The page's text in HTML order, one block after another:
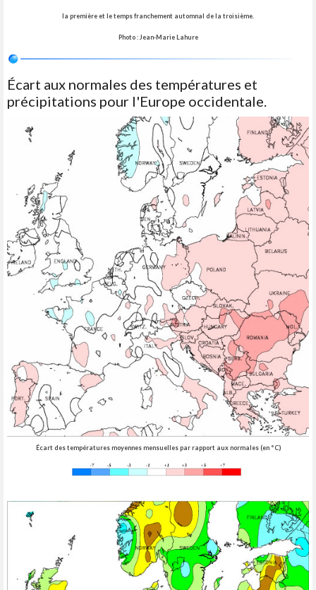
la première et le temps franchement automnal de la troisième.
Photo : Jean-Marie Lahure
Écart aux normales des températures et
précipitations pour l'Europe occidentale.
Écart des températures moyennes mensuelles par rapport aux normales (en °C)